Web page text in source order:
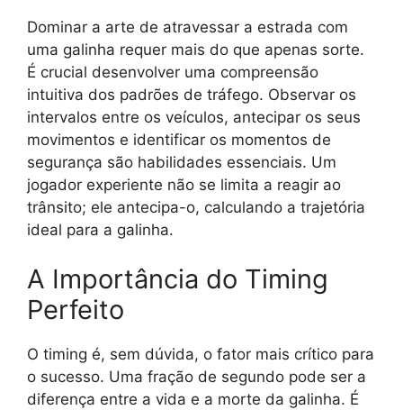
Dominar a arte de atravessar a estrada com
uma galinha requer mais do que apenas sorte.
É crucial desenvolver uma compreensão
intuitiva dos padrões de tráfego. Observar os
intervalos entre os veículos, antecipar os seus
movimentos e identificar os momentos de
segurança são habilidades essenciais. Um
jogador experiente não se limita a reagir ao
trânsito; ele antecipa-o, calculando a trajetória
ideal para a galinha.
A Importância do Timing
Perfeito
O timing é, sem dúvida, o fator mais crítico para
o sucesso. Uma fração de segundo pode ser a
diferença entre a vida e a morte da galinha. É